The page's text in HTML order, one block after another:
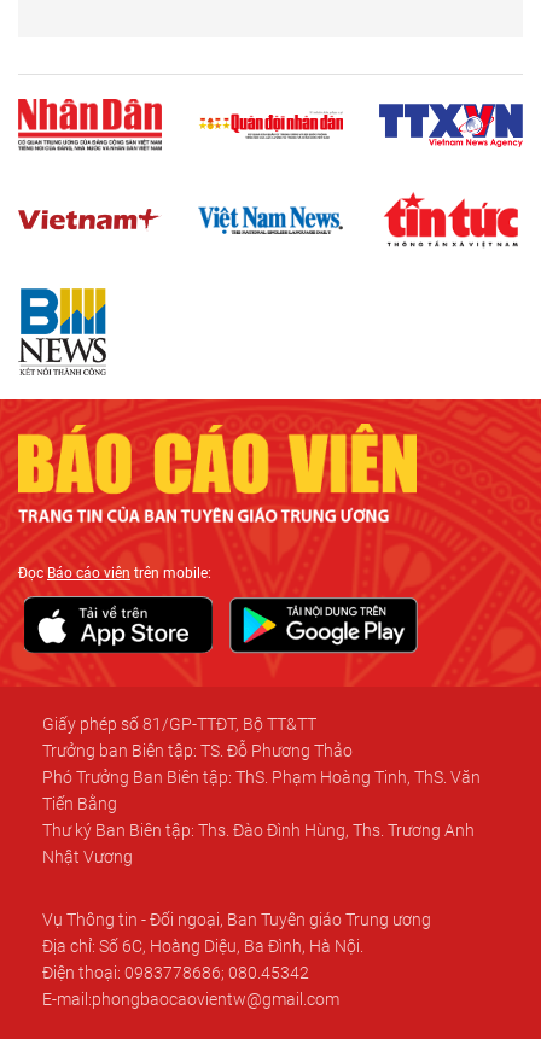
ĐọcBáo cáo viên trên mobile:
Giấy phép số 81/GP-TTĐT, Bộ TT&TT
Trưởng ban Biên tập: TS. Đỗ Phương Thảo
Phó Trưởng Ban Biên tập: ThS. Phạm Hoàng Tinh, ThS. Văn
Tiến Bằng
Thư ký Ban Biên tập: Ths. Đào Đình Hùng, Ths. Trương Anh
Nhật Vương
Vụ Thông tin - Đối ngoại, Ban Tuyên giáo Trung ương
Địa chỉ: Số 6C, Hoàng Diệu, Ba Đình, Hà Nội.
Điện thoại: 0983778686; 080.45342
E-mail:phongbaocaovientw@gmail.com